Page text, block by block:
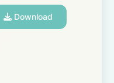
Download